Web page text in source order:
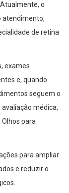
o
atendimento,
de retina
exames
e, quando
seguem o
médica,
para
para ampliar
e reduzir o